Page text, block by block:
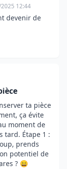
12:44
devenir de
ta pièce
ça évite
moment de
tard. Étape 1 :
prends
potentiel de
? 😄